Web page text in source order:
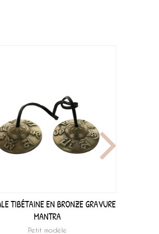
TIBÉTAINE EN BRONZE GRAVURE
MANTRA
Petit modèle